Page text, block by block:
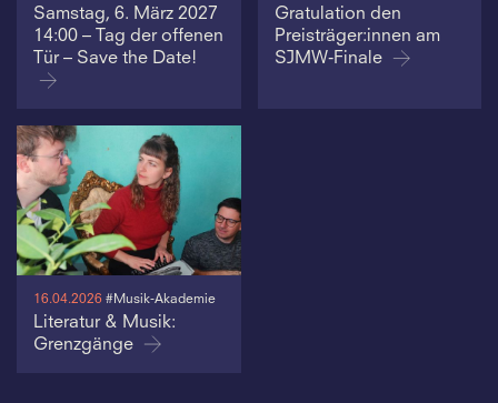
Samstag, 6. März 2027
14:00 – Tag der offenen
Tür – Save the Date!
Gratulation den
Preisträger:innen am
SJMW-Finale
16.04.2026 #Musik-Akademie
Literatur & Musik:
Grenzgänge